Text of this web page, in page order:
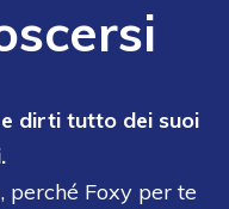
dirti tutto dei suoi
perché Foxy per te